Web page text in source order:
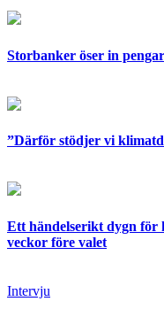
Storbanker öser in
”Därför stödjer vi
Ett händelserikt dygn för
veckor före valet
Intervju